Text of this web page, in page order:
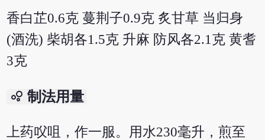
香白芷0.6克 蔓荆子0.9克 炙甘草 当归身
(酒洗) 柴胡各1.5克 升麻 防风各2.1克 黄耆
3克
bubble_chart 制法用量
上药㕮咀，作一服。用水230毫升，煎至